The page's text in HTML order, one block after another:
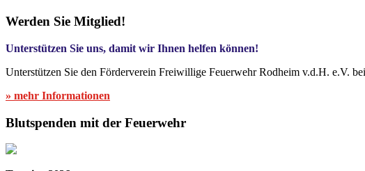
Werden Sie Mitglied!
Unterstützen Sie uns, damit wir Ihnen helfen können!
Unterstützen Sie den Förderverein Freiwillige Feuerwehr Rodheim v.d.H. e.V.
» mehr Informationen
Blutspenden mit der Feuerwehr